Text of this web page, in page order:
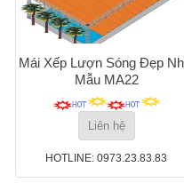
Mái Xếp Lượn Sóng Đẹp
Mẫu MA22
Liên hệ
HOTLINE: 0973.23.83.83